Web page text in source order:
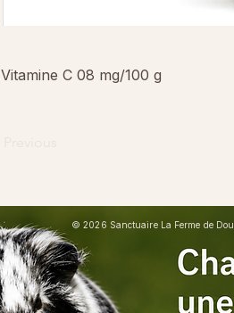
Vitamine C 08 mg/100 g
© 2026 Sanctuaire La Ferme de